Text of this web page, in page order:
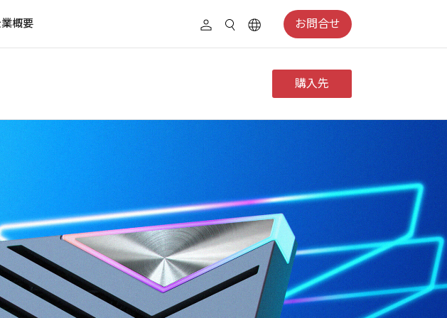
概要 お問合せ
購入先